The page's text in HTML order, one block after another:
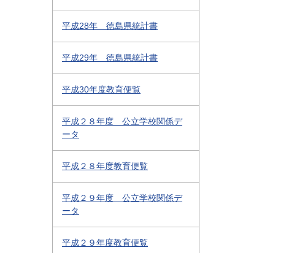
平成28年 徳島県統計書
平成29年 徳島県統計書
平成30年度教育便覧
平成２８年度 公立学校関係デ
ータ
平成２８年度教育便覧
平成２９年度 公立学校関係デ
ータ
平成２９年度教育便覧